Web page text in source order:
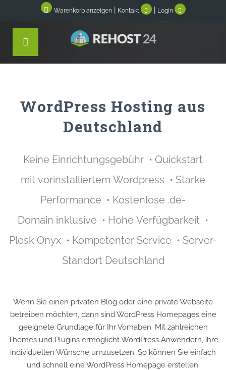
Warenkorb anzeigen| Kontakt | Login
WordPress Hosting aus
Deutschland
Keine Einrichtungsgebühr • Quickstart
mit vorinstalliertem Wordpress • Starke
Performance • Kostenlose .de-
Domain inklusive • Hohe Verfügbarkeit •
Plesk Onyx • Kompetenter Service • Server-
Standort Deutschland
Wenn Sie einen privaten Blog oder eine private Webseite
betreiben möchten, dann sind WordPress Homepages eine
geeignete Grundlage für Ihr Vorhaben. Mit zahlreichen
Themes und Plugins ermöglicht WordPress Anwendern, ihre
individuellen Wünsche umzusetzen. So können Sie einfach
und schnell eine WordPress Homepage erstellen.